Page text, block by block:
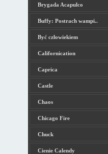
Brygada Acapulco
Buffy: Postrach wampi..
Być człowiekiem
Californication
Caprica
Castle
Chaos
Chicago Fire
Chuck
Cienie Calendy